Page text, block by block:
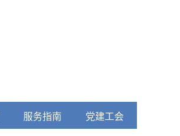
服务指南 党建工会